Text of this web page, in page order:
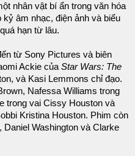
nhân vật bí ẩn trong văn hóa
kỷ âm nhạc, điện ảnh và biểu
hạn từ lâu.
từ Sony Pictures và biên
Ackie của Star Wars: The
và Kasi Lemmons chỉ đạo.
Nafessa Williams trong
trong vai Cissy Houston và
Kristina Houston. Phim còn
Washington và Clarke